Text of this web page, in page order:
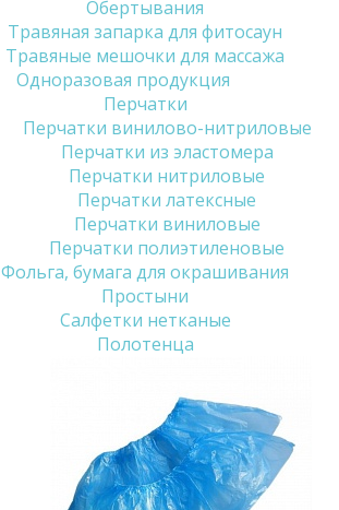
Обертывания
Травяная запарка для фитосаун
Травяные мешочки для массажа
Одноразовая продукция
Перчатки
Перчатки винилово-нитриловые
Перчатки из эластомера
Перчатки нитриловые
Перчатки латексные
Перчатки виниловые
Перчатки полиэтиленовые
Фольга, бумага для окрашивания
Простыни
Салфетки нетканые
Полотенца